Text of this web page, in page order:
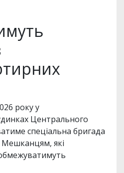
року у
Центрального
спеціальна бригада
Мешканцям, які